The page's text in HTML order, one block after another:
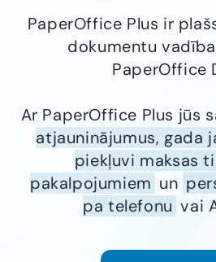
PaperOffice Plus ir
dokumentu
PaperOffice
Ar PaperOffice Plus jūs
atjauninājumus, gada
piekļuvi maksas
pakalpojumiem un
pa telefonu vai